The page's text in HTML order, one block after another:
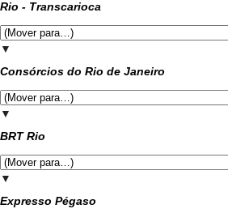
Rio - Transcarioca
▼
Consórcios do Rio de Janeiro
▼
BRT Rio
▼
Expresso Pégaso